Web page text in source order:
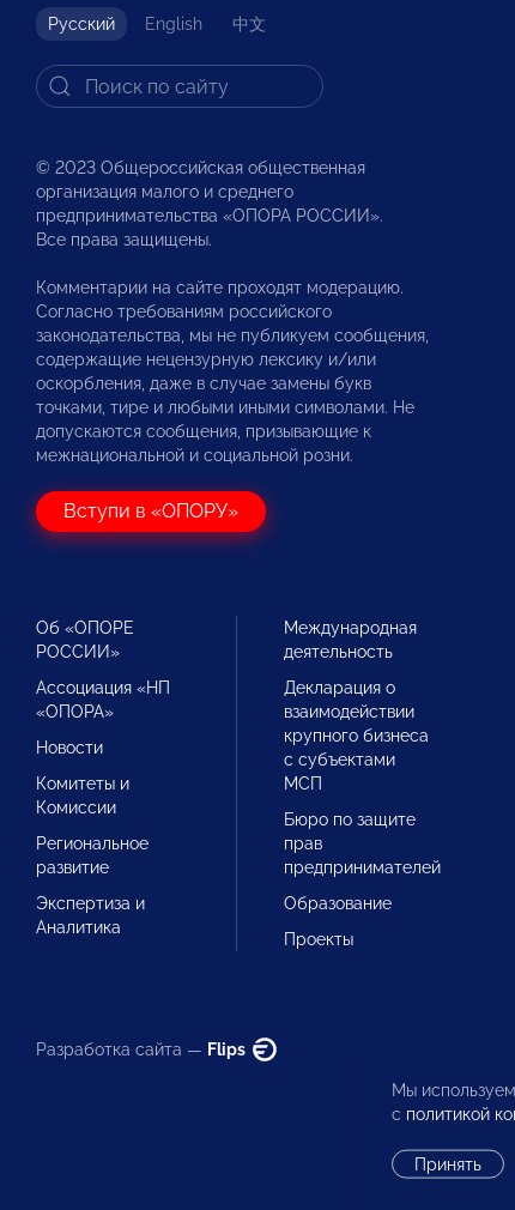
Русский English 中文
© 2023 Общероссийская общественная
организация малого и среднего
предпринимательства «ОПОРА РОССИИ».
Все права защищены.
Комментарии на сайте проходят модерацию.
Согласно требованиям российского
законодательства, мы не публикуем сообщения,
содержащие нецензурную лексику и/или
оскорбления, даже в случае замены букв
точками, тире и любыми иными символами. Не
допускаются сообщения, призывающие к
межнациональной и социальной розни.
Вступи в «ОПОРУ»
Об «ОПОРЕ
РОССИИ»
Ассоциация «НП
«ОПОРА»
Новости
Комитеты и
Комиссии
Региональное
развитие
Экспертиза и
Аналитика
Международная
деятельность
Декларация о
взаимодействии
крупного бизнеса
с субъектами
МСП
Бюро по защите
прав
предпринимателей
Образование
Проекты
Разработка сайта — Flips
Мы
с политикой
Принять